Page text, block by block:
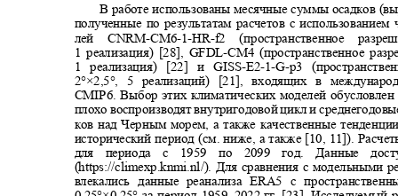
В работе использованы месячные суммы осадков
полученные по результатам расчетов с
лейCNRM-CM6-1-HR-f2 (пространственное
1 реализация) [28], GFDL-CM4 (пространственное
1 реализация) [22] иGISS-E2-1-G-p3
2°×2,5°, 5 реализаций) [21], входящих в
CMIP6. Выбор этих климатических моделей
плохо воспроизводят внутригодовой цикл и
ков над Черным морем, а также качественные
исторический период (см. ниже, а также [10, 11]).
для периода с 1959 по 2099 год. Данные
(https://climexp.knmi.nl/). Для сравнения с модельными
влекались данные реанализа ERA5 с